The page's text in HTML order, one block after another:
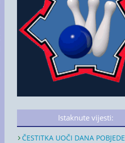
Istaknute vijesti:
ČESTITKA UOČI DANA POBJEDE